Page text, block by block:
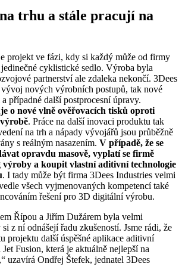
trhu a stále pracují na
projekt ve fázi, kdy si každý může od firmy
jedinečné cyklistické sedlo. Výroba byla
partnerství ale zdaleka nekončí. 3Dees
nových výrobních postupů, tak nové
případné další postprocesní úpravy.
o nové vlně ověřovacích tisků oproti
. Práce na další inovaci produktu tak
na trh a nápady vývojářů jsou průběžně
s reálným nasazením. V případě, že se
opravdu masově, vyplatí se firmě
a koupit vlastní aditivní technologie
. I tady může být firma 3Dees Industries velmi
všech vyjmenovaných kompetencí také
řešení pro 3D digitální výrobu.
Řípou a Jiřím Dužárem byla velmi
z ní odnášejí řadu zkušeností. Jsme rádi, že
projektu další úspěšné aplikace aditivní
Fusion, která je aktuálně nejlepší na
uzavírá Ondřej Štefek, jednatel 3Dees